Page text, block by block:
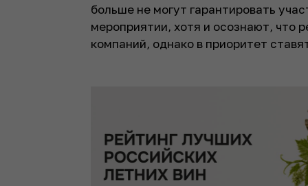
больше не могут гарантировать
мероприятии, хотя и осознают, что
компаний, однако в приоритет